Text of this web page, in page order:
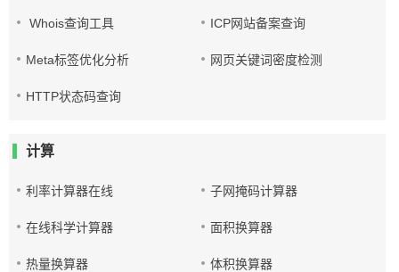
Whois查询工具 ICP网站备案查询
Meta标签优化分析 网页关键词密度检测
HTTP状态码查询
计算
利率计算器在线 子网掩码计算器
在线科学计算器 面积换算器
热量换算器 体积换算器